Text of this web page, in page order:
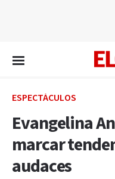
ESPECTÁCULOS
Evangelina
marcar
audaces